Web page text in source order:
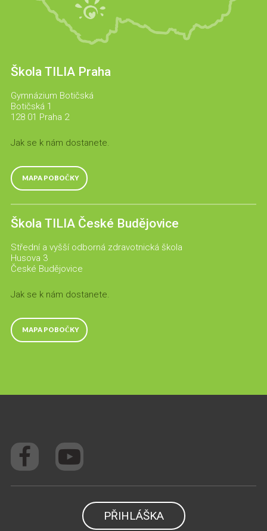
Škola TILIA Praha
Gymnázium Botičská
Botičská 1
128 01 Praha 2
Jak se k nám dostanete.
MAPA POBOČKY
Škola TILIA České Budějovice
Střední a vyšší odborná zdravotnická škola
Husova 3
České Budějovice
Jak se k nám dostanete.
MAPA POBOČKY
PŘIHLÁŠKA